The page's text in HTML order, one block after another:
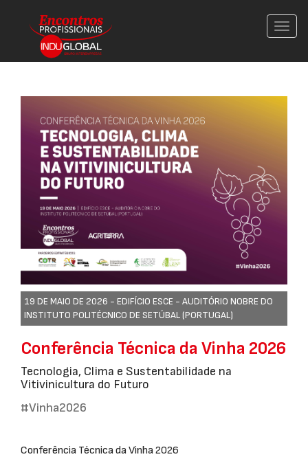
19 DE MAIO DE 2026 - EDIFÍCIO ESCE - AUDITÓRIO NOBRE DO
INSTITUTO POLITÉCNICO DE SETÚBAL (PORTUGAL)
Conferência Técnica da Vinha 2026
Tecnologia, Clima e Sustentabilidade na
Vitivinicultura do Futuro
#Vinha2026
Conferência Técnica da Vinha 2026